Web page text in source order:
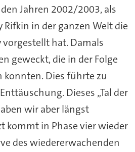
Jahren 2002/2003, als
Rifkin in der ganzen Welt die
hat. Damals
geweckt, die in der Folge
Dies führte zu
Dieses „Tal der
wir aber längst
kommt in Phase vier wieder
des wiedererwachenden